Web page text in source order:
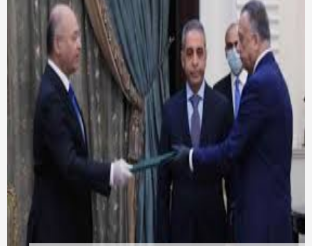
تقنيات
تحقيقات صحفية
مقالات
عامة ومنوعات
طب وصحة